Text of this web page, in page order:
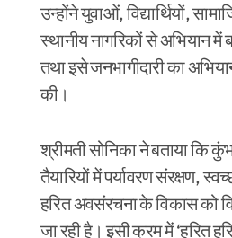
उन्होंने युवाओं, विद्यार्थियों,
स्थानीय नागरिकों से अभियान
तथा इसे जनभागीदारी का
की।
श्रीमती सोनिका ने बताया कि
तैयारियों में पर्यावरण संरक्षण,
हरित अवसंरचना के विकास को
जा रही है। इसी क्रम में ‘हरित